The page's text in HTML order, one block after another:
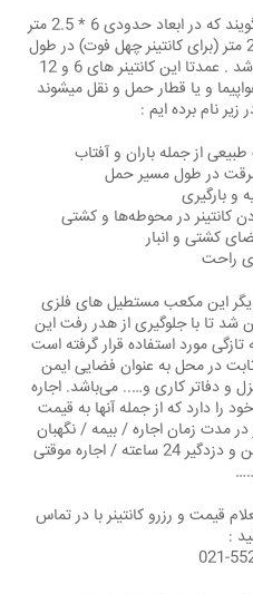
کانتینر به جعبه های فلزی بزرگی میگویند که در ابعاد حدودی 6 * 2.5 متر
(برای کانتینر بیست فوت) و 12 * 2.5 متر (برای کانتینر چهل فوت) در طول
و عرض و ارتفاع 2.60 متری می باشد . عمدتا این کانتینر های 6 و 12
و یا قطار حمل و نقل میشوند
زیر نام برده ایم :
از جمله باران و آفتاب
در طول مسیر حمل
و بارگیری
کانتینر در محوطه‌ها و کشتی
کشتی و انبار
راحت
دیگر این مکعب مستطیل های فلزی
شد تا با جلوگیری از هدر رفت این
مورد استفاده قرار گرفته است
در محل به عنوان فضایی ایمن
و دفاتر کاری و….. می‌باشد. اجاره
را دارد که از جمله آنها به قیمت
مدت زمان اجاره / بیمه / نگهبان
انسانی و حیوانی و حفاظت با دوربین و دزدگیر 24 ساعته / اجاره موقتی
قیمت و رزرو کانتینر با در تماس
:
021-